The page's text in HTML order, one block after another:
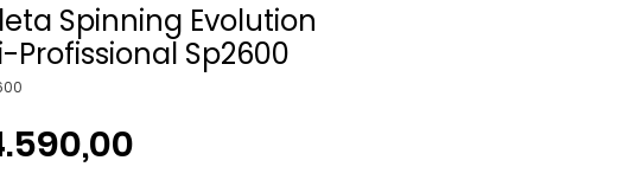
Spinning Evolution
Profissional Sp2600